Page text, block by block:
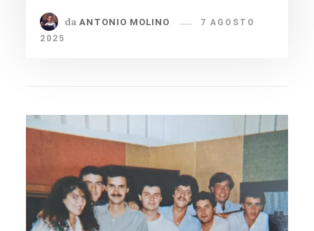
da ANTONIO MOLINO
7 AGOSTO
2025